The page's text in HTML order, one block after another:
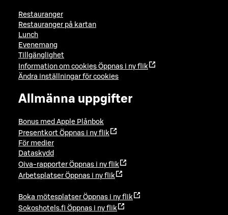
Restauranger
Restauranger på kartan
Lunch
Evenemang
Tillgänglighet
Information om cookies Öppnas i ny flik
Ändra inställningar för cookies
Allmänna uppgifter
Bonus med Apple Plånbok
Presentkort Öppnas i ny flik
För medier
Dataskydd
Oiva-rapporter Öppnas i ny flik
Arbetsplatser Öppnas i ny flik
Boka mötesplatser Öppnas i ny flik
Sokoshotels.fi Öppnas i ny flik